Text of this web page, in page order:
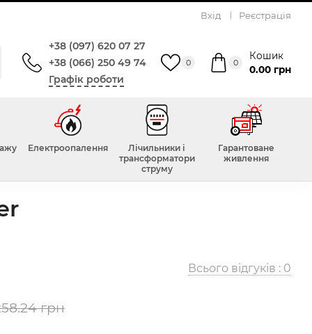
Вхід Реєстрація
+38 (097) 620 07 27
+38 (066) 250 49 74
Графік роботи
0 0
Кошик
0.00 грн
Електроопалення
Лічильники і
трансформатори
струму
Гарантоване
живлення
Всього відгуків : 0
грн